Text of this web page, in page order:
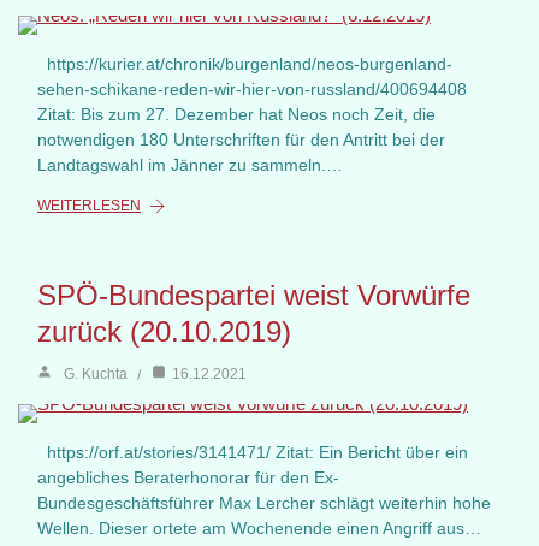
https://kurier.at/chronik/burgenland/neos-burgenland-
sehen-schikane-reden-wir-hier-von-russland/400694408
Zitat: Bis zum 27. Dezember hat Neos noch Zeit, die
notwendigen 180 Unterschriften für den Antritt bei der
Landtagswahl im Jänner zu sammeln.…
WEITERLESEN
SPÖ-Bundespartei weist Vorwürfe
zurück (20.10.2019)
G. Kuchta 16.12.2021
https://orf.at/stories/3141471/ Zitat: Ein Bericht über ein
angebliches Beraterhonorar für den Ex-
Bundesgeschäftsführer Max Lercher schlägt weiterhin hohe
Wellen. Dieser ortete am Wochenende einen Angriff aus…